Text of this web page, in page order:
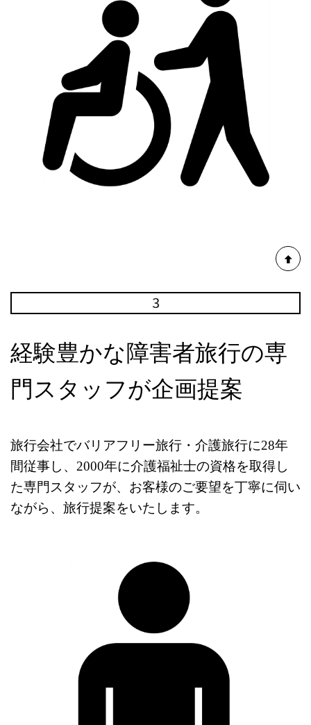
経験豊かな障害者旅行の専
門スタッフが企画提案
旅行会社でバリアフリー旅行・介護旅行に28年
間従事し、2000年に介護福祉士の資格を取得し
た専門スタッフが、お客様のご要望を丁寧に伺い
ながら、旅行提案をいたします。